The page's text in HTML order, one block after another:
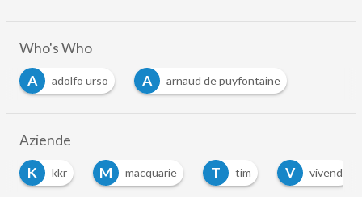
Who's Who
A
adolfo urso A arnaud de puyfontaine
Aziende
K
kkr M macquarie T tim V vivendi